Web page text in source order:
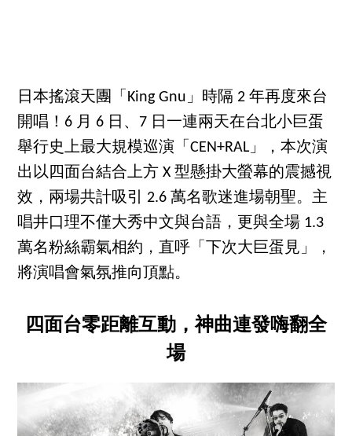
日本搖滾天團「King Gnu」時隔 2 年再度來台
開唱！6 月 6 日、7 日一連兩天在台北小巨蛋
舉行史上最大規模巡演「CEN+RAL」，本次演
出以四面台結合上方 X 型懸掛大螢幕的震撼視
效，兩場共計吸引 2.6 萬名歌迷進場朝聖。主
唱井口理不僅大秀中文與台語，更與全場 1.3
萬名粉絲霸氣相約，直呼「下次大巨蛋見」，
將演唱會氣氛推向頂點。
四面台零距離互動，神曲連發嗨翻全
場